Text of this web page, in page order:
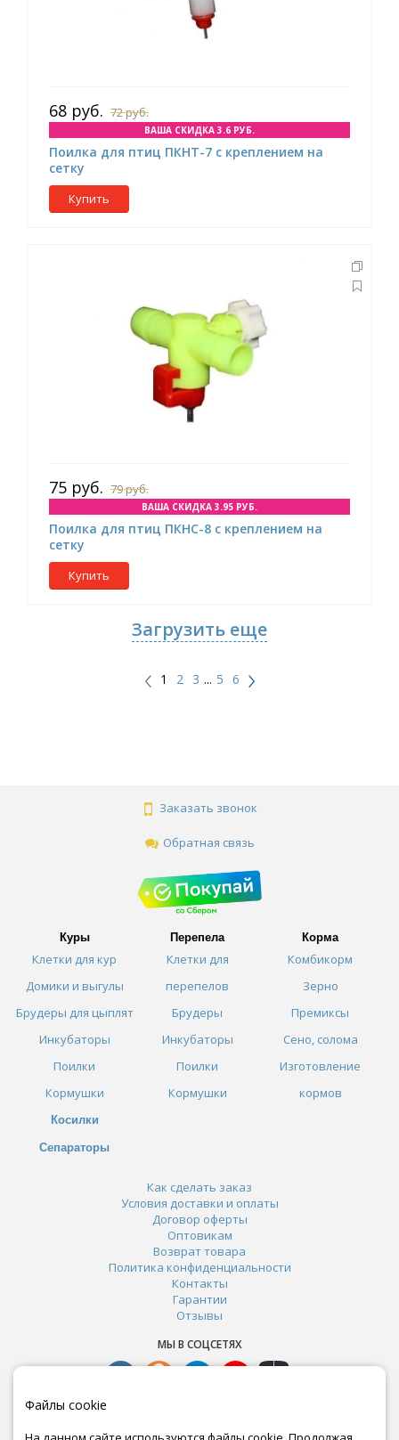
68 руб. 72 руб.
ВАША СКИДКА 3.6 РУБ.
Поилка для птиц ПКНТ-7 с креплением на
сетку
Купить
75 руб. 79 руб.
ВАША СКИДКА 3.95 РУБ.
Поилка для птиц ПКНС-8 с креплением на
сетку
Купить
Загрузить еще
1 2 3 ... 5 6
Заказать звонок
Обратная связь
Куры
Клетки для кур
Домики и выгулы
Брудеры для цыплят
Инкубаторы
Поилки
Кормушки
Косилки
Сепараторы
Перепела
Клетки для
перепелов
Брудеры
Инкубаторы
Поилки
Кормушки
Корма
Комбикорм
Зерно
Премиксы
Сено, солома
Изготовление
кормов
Как сделать заказ
Условия доставки и оплаты
Договор оферты
Оптовикам
Возврат товара
Политика конфиденциальности
Контакты
Гарантии
Отзывы
МЫ В СОЦСЕТЯХ
Файлы cookie